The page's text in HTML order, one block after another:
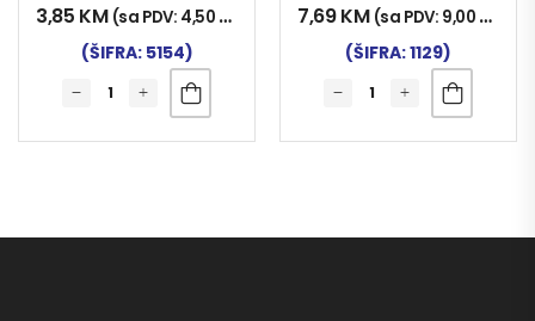
3,85 KM (sa PDV: 4,50 KM
(ŠIFRA: 5154)
7,69KM (sa PDV: 9,00 KM
(ŠIFRA: 1129)